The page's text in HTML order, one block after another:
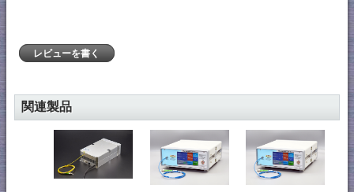
レビューを書く
関連製品